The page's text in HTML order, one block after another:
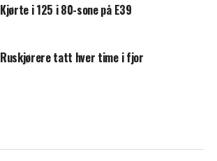
Kjørte i 125 i 80-sone på E39
Ruskjørere tatt hver time i fjor